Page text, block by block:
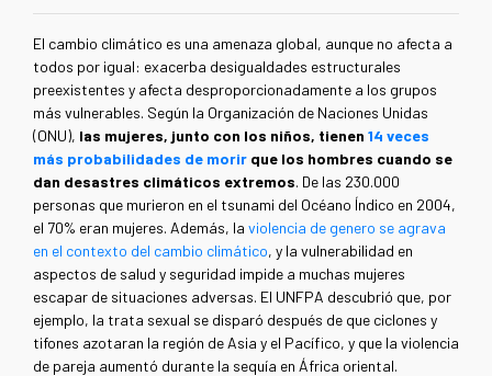
El cambio climático es una amenaza global, aunque no afecta a
todos por igual: exacerba desigualdades estructurales
preexistentes y afecta desproporcionadamente a los grupos
más vulnerables. Según la Organización de Naciones Unidas
(ONU), las mujeres, junto con los niños, tienen 14 veces
más probabilidades de morir que los hombres cuando se
dan desastres climáticos extremos. De las 230.000
personas que murieron en el tsunami del Océano Índico en 2004,
el 70% eran mujeres. Además, la violencia de genero se agrava
en el contexto del cambio climático, y la vulnerabilidad en
aspectos de salud y seguridad impide a muchas mujeres
escapar de situaciones adversas. El UNFPA descubrió que, por
ejemplo, la trata sexual se disparó después de que ciclones y
tifones azotaran la región de Asia y el Pacífico, y que la violencia
de pareja aumentó durante la sequía en África oriental.